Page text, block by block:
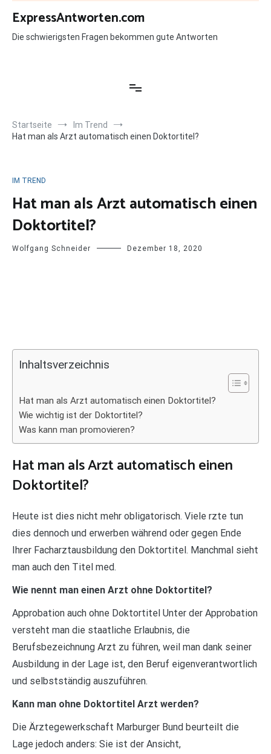
Zum
Inhalt
springen
ExpressAntworten.com
Die schwierigsten Fragen bekommen gute Antworten
Startseite
Im Trend
Hat man als Arzt automatisch einen Doktortitel?
IM TREND
Hat man als Arzt automatisch einen
Doktortitel?
Wolfgang Schneider Dezember 18, 2020
Inhaltsverzeichnis
Hat man als Arzt automatisch einen Doktortitel?
Wie wichtig ist der Doktortitel?
Was kann man promovieren?
Hat man als Arzt automatisch einen
Doktortitel?
Heute ist dies nicht mehr obligatorisch. Viele rzte tun
dies dennoch und erwerben während oder gegen Ende
Ihrer Facharztausbildung den Doktortitel. Manchmal sieht
man auch den Titel med.
Wie nennt man einen Arzt ohne Doktortitel?
Approbation auch ohne Doktortitel Unter der Approbation
versteht man die staatliche Erlaubnis, die
Berufsbezeichnung Arzt zu führen, weil man dank seiner
Ausbildung in der Lage ist, den Beruf eigenverantwortlich
und selbstständig auszuführen.
Kann man ohne Doktortitel Arzt werden?
Die Ärztegewerkschaft Marburger Bund beurteilt die
Lage jedoch anders: Sie ist der Ansicht,